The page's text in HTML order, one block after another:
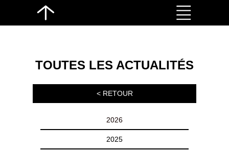
TOUTES LES ACTUALITÉS
< RETOUR
2026
2025